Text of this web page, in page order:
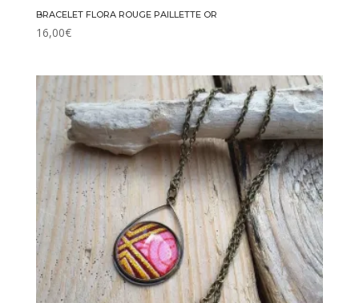
BRACELET FLORA ROUGE PAILLETTE OR
16,00€